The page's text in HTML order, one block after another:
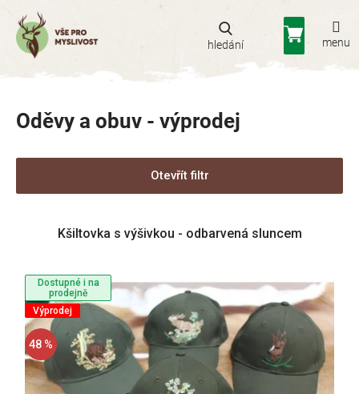
obsah
Nákupní
košík
Oděvy a obuv - výprodej
Otevřít filtr
o
Dostupné i na
prodejně
Výprodej
48 %
Kšiltovka s výšivkou - odbarvená sluncem